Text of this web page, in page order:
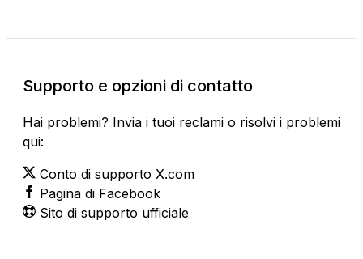
Supporto e opzioni di contatto
Hai problemi? Invia i tuoi reclami o risolvi i problemi
qui:
Conto di supporto X.com
Pagina di Facebook
Sito di supporto ufficiale